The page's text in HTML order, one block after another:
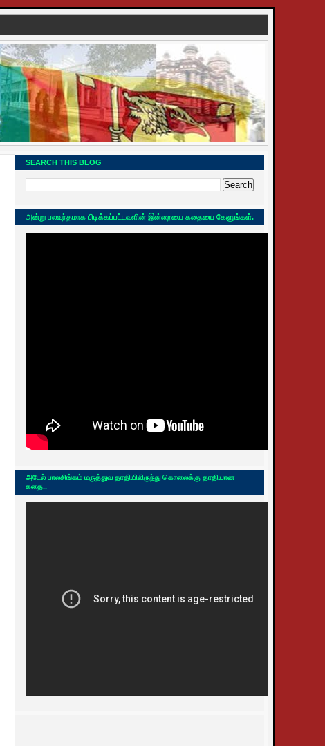
SEARCH THIS BLOG
அன்று பலவந்தமாக பிடிக்கப்பட்டவளின் இன்றையை கதையை கேளுங்கள்.
அடேல் பாலசிங்கம் மருத்துவ தாதியிலிருந்து கொலைக்கு தாதியான
கதை..